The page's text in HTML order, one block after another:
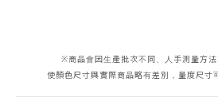
※商品會因生產批次不同、人手測量方法
使顏色尺寸與實際商品略有差別，量度尺寸